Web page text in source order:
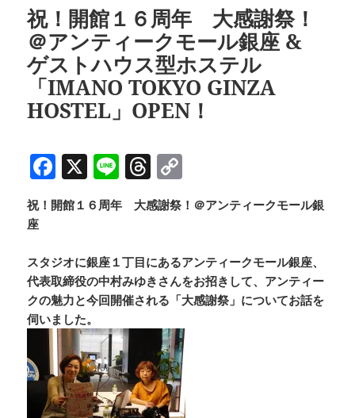
o
k
k
祝！開館１６周年 大感謝祭！
＠アンティークモール銀座 &
ゲストハウス型ホステル
「IMANO TOKYO GINZA
HOSTEL」OPEN！
F
a
c
b
o
o
k
X Li
n
e
T
h
re
d
s
o
p
Li
n
祝！開館１６周年 大感謝祭！＠アンティークモール銀
座
スタジオに銀座１丁目にあるアンティークモール銀座、
代表取締役の中村みゆきさんをお招きして、アンティー
クの魅力と今回開催される「大感謝祭」についてお話を
伺いました。